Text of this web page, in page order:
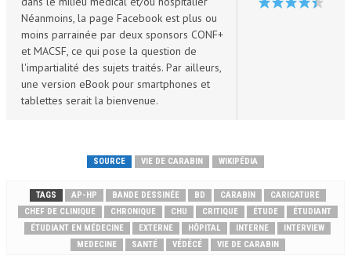
Néanmoins, la page Facebook est plus ou
moins parrainée par deux sponsors CONF+
et MACSF, ce qui pose la question de
l'impartialité des sujets traités. Par ailleurs,
une version eBook pour smartphones et
tablettes serait la bienvenue.
SOURCE VIE DE CARABIN WIKIPÉDIA
TAGS AP-HP BANDE DESSINÉE BD CARABIN
CARICATURE
CHEF DE CLINIQUE
CHRONIQUE CHU CRITIQUE ÉTUDE
ÉTUDIANT
ÉTUDIANT EN MÉDECINE
EXTERNE HÔPITAL INTERNE
INTERVIEW
MEDECINE
SANTÉ VÉDÉCÉ VIE DE CARABIN